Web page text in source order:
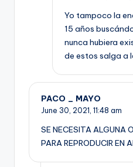
Yo tampoco la
15 años
nunca hubiera
de estos salga a
PACO _ MAYO
June 30, 2021, 11:48 am
SE NECESITA ALGUNA
PARA REPRODUCIR EN